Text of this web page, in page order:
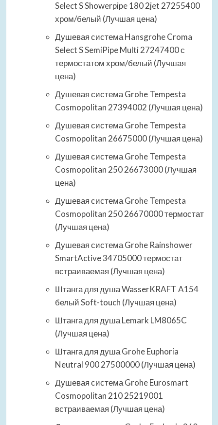
Select S Showerpipe 180 2jet 27255400
хром/белый (Лучшая цена)
Душевая система Hansgrohe Croma
Select S SemiPipe Multi 27247400 с
термостатом хром/белый (Лучшая
цена)
Душевая система Grohe Tempesta
Cosmopolitan 27394002 (Лучшая цена)
Душевая система Grohe Tempesta
Cosmopolitan 26675000 (Лучшая цена)
Душевая система Grohe Tempesta
Cosmopolitan 250 26673000 (Лучшая
цена)
Душевая система Grohe Tempesta
Cosmopolitan 250 26670000 термостат
(Лучшая цена)
Душевая система Grohe Rainshower
SmartActive 34705000 термостат
встраиваемая (Лучшая цена)
Штанга для душа WasserKRAFT A154
белый Soft-touch (Лучшая цена)
Штанга для душа Lemark LM8065C
(Лучшая цена)
Штанга для душа Grohe Euphoria
Neutral 900 27500000 (Лучшая цена)
Душевая система Grohe Eurosmart
Cosmopolitan 210 25219001
встраиваемая (Лучшая цена)